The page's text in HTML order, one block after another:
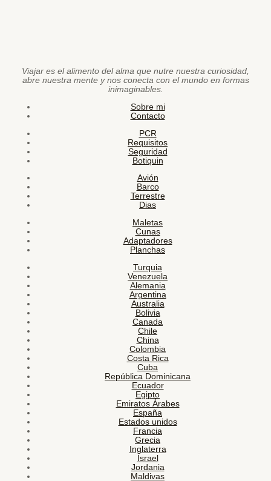
Viajar es el alimento del alma que nutre nuestra curiosidad,
abre nuestra mente y nos conecta con el mundo en formas
inimaginables.
Sobre mi
Contacto
PCR
Requisitos
Seguridad
Botiquin
Avión
Barco
Terrestre
Dias
Maletas
Cunas
Adaptadores
Planchas
Turquia
Venezuela
Alemania
Argentina
Australia
Bolivia
Canada
Chile
China
Colombia
Costa Rica
Cuba
República Dominicana
Ecuador
Egipto
Emiratos Árabes
España
Estados unidos
Francia
Grecia
Inglaterra
Israel
Jordania
Maldivas